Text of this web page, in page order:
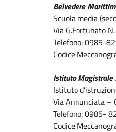
Belvedere
Scuola media
Via G.Fortunato
Telefono: 0985-
Codice
Istituto Magistrale
Istituto
Via Annunciata –
Telefono: 0985-
Codice